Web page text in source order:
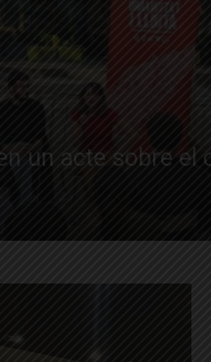
un acte sobre el